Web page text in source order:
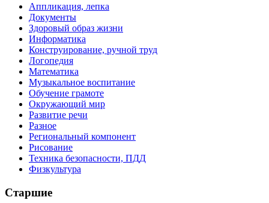
Аппликация, лепка
Документы
Здоровый образ жизни
Информатика
Конструирование, ручной труд
Логопедия
Математика
Музыкальное воспитание
Обучение грамоте
Окружающий мир
Развитие речи
Разное
Региональный компонент
Рисование
Техника безопасности, ПДД
Физкультура
Старшие